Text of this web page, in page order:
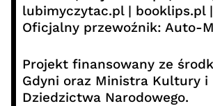
lubimyczytac.pl | booklips.pl
Oficjalny przewoźnik: Auto-
Projekt finansowany ze
Gdyni oraz Ministra Kultury i
Dziedzictwa Narodowego.